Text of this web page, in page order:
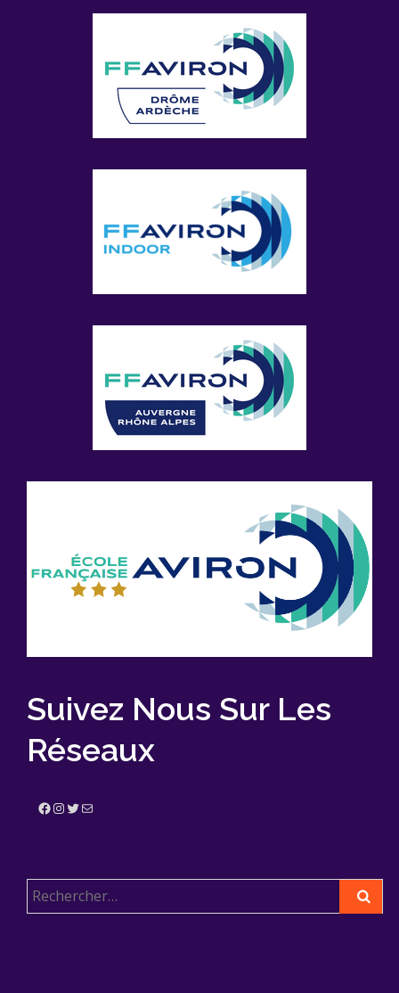
Suivez Nous Sur Les
Réseaux
Facebook InstagramTwitter E-mail
Rechercher :